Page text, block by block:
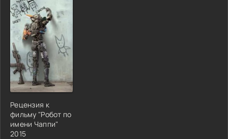
Рецензия к
фильму "Робот по
имени Чаппи"
2015